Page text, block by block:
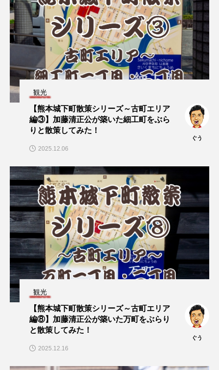
観光
【熊本城下町散策シリーズ～古町エリア
編③】加藤清正公が築いた細工町をぶら
りと散策してみた！
ぐう
2025.12.06
観光
【熊本城下町散策シリーズ～古町エリア
編⑧】加藤清正公が築いた万町をぶらり
と散策してみた！
ぐう
2025.12.16